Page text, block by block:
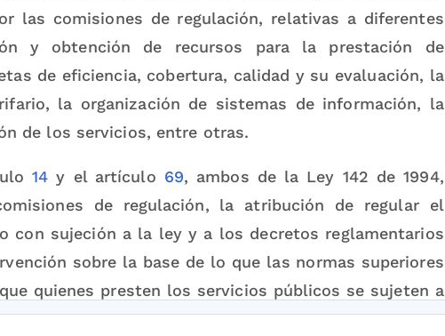
las comisiones de regulación, relativas a diferentes
y obtención de recursos para la prestación de
de eficiencia, cobertura, calidad y su evaluación, la
la organización de sistemas de información, la
de los servicios, entre otras.
14 y el artículo 69, ambos de la Ley 142 de 1994,
de regulación, la atribución de regular el
con sujeción a la ley y a los decretos reglamentarios
sobre la base de lo que las normas superiores
quienes presten los servicios públicos se sujeten a
consiste en la facultad de dictar normas de